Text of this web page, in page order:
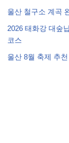
울산 철구소 계곡
2026 태화강 대숲
코스
울산 8월 축제 추